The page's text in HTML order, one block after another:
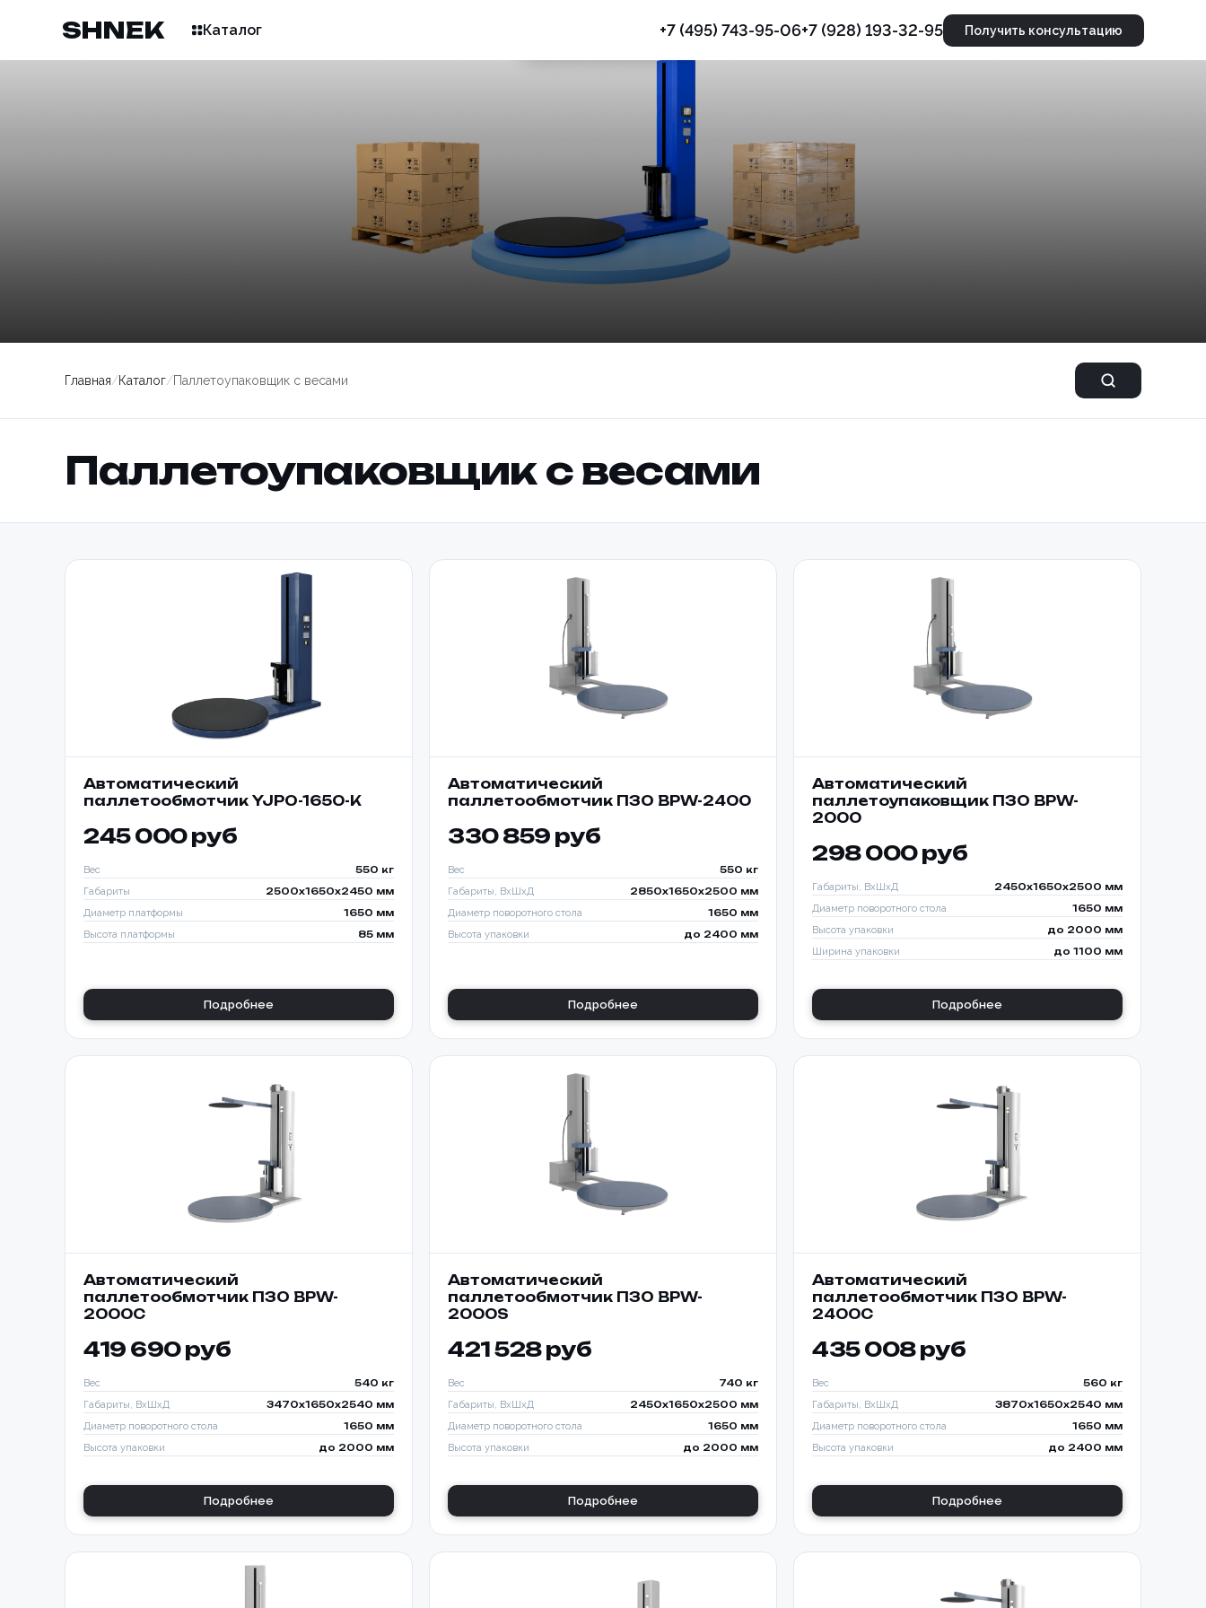
SHNEK Каталог +7 (495) 743-95-06+7 (928) 193-32-95 Получить консультацию
Паллетообмотчики
Главная/Каталог/Паллетоупаковщик с весами
Паллетоупаковщик с весами
Автоматический
паллетообмотчик YJPO-1650-K
245 000 руб
Вес 550 кг
Габариты 2500x1650x2450 мм
Диаметр платформы 1650 мм
Высота платформы 85 мм
Подробнее
Автоматический
паллетообмотчик ПЗО BPW-2400
330 859 руб
Вес 550 кг
Габариты, ВхШхД 2850х1650х2500 мм
Диаметр поворотного стола 1650 мм
Высота упаковки до 2400 мм
Подробнее
Автоматический
паллетоупаковщик ПЗО BPW-
2000
298 000 руб
Габариты, ВхШхД 2450х1650х2500 мм
Диаметр поворотного стола 1650 мм
Высота упаковки до 2000 мм
Ширина упаковки до 1100 мм
Подробнее
Автоматический
паллетообмотчик ПЗО BPW-
2000C
419 690 руб
Вес 540 кг
Габариты, ВхШхД 3470х1650х2540 мм
Диаметр поворотного стола 1650 мм
Высота упаковки до 2000 мм
Подробнее
Автоматический
паллетообмотчик ПЗО BPW-
2000S
421 528 руб
Вес 740 кг
Габариты, ВхШхД 2450х1650х2500 мм
Диаметр поворотного стола 1650 мм
Высота упаковки до 2000 мм
Подробнее
Автоматический
паллетообмотчик ПЗО BPW-
2400C
435 008 руб
Вес 560 кг
Габариты, ВхШхД 3870х1650х2540 мм
Диаметр поворотного стола 1650 мм
Высота упаковки до 2400 мм
Подробнее